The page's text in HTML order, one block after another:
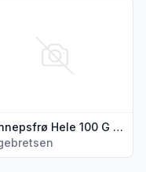
Sennepsfrø Hele 100 G Engebretsen